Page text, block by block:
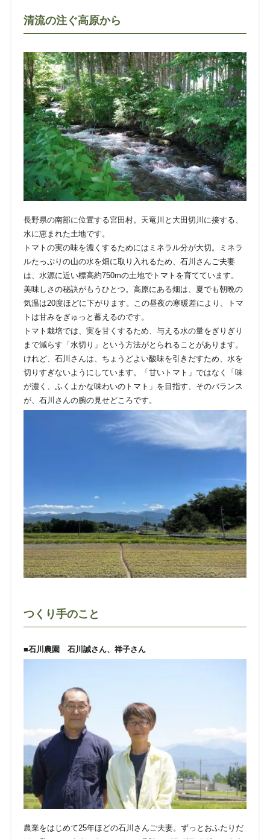
清流の注ぐ高原から
長野県の南部に位置する宮田村。天竜川と大田切川に接する、
水に恵まれた土地です。
トマトの実の味を濃くするためにはミネラル分が大切。ミネラ
ルたっぷりの山の水を畑に取り入れるため、石川さんご夫妻
は、水源に近い標高約750mの土地でトマトを育てています。
美味しさの秘訣がもうひとつ。高原にある畑は、夏でも朝晩の
気温は20度ほどに下がります。この昼夜の寒暖差により、トマ
トは甘みをぎゅっと蓄えるのです。
トマト栽培では、実を甘くするため、与える水の量をぎりぎり
まで減らす「水切り」という方法がとられることがあります。
けれど、石川さんは、ちょうどよい酸味を引きだすため、水を
切りすぎないようにしています。「甘いトマト」ではなく「味
が濃く、ふくよかな味わいのトマト」を目指す、そのバランス
が、石川さんの腕の見せどころです。
つくり手のこと
■石川農園 石川誠さん、祥子さん
農業をはじめて25年ほどの石川さんご夫妻。ずっとおふたりだ